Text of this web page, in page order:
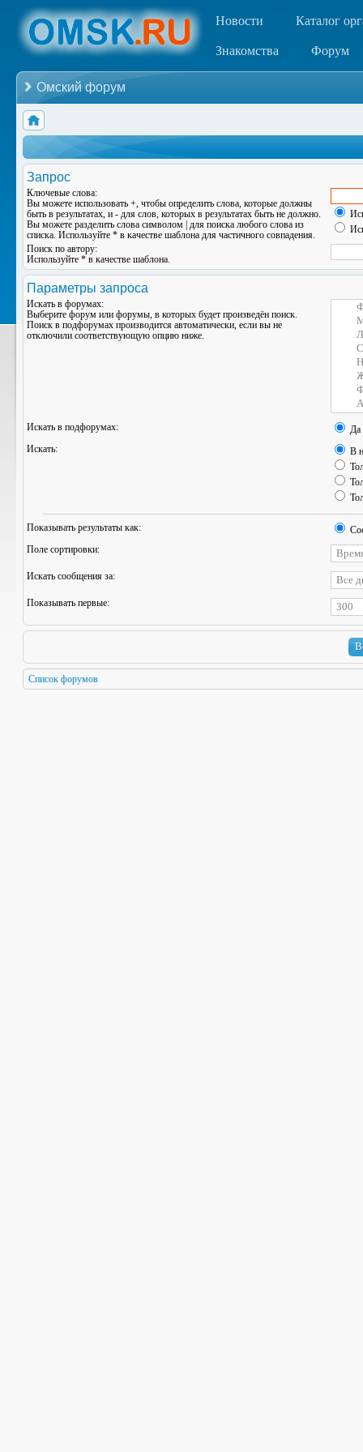
Новости Каталог
Знакомства Форум
Омский форум
Запрос
Ключевые слова:
Вы можете использовать +, чтобы определить слова, которые должны
быть в результатах, и - для слов, которых в результатах быть не должно.
Вы можете разделить слова символом для поиска любого слова из
списка. Используйте * в качестве шаблона для частичного совпадения.
Поиск по автору:
Используйте * в качестве шаблона.
Параметры запроса
Искать в форумах:
Выберите форум или форумы, в которых будет произведён поиск.
Поиск в подфорумах производится автоматически, если вы не
отключили соответствующую опцию ниже.
Искать в подфорумах:
Да
Искать:
В
Показывать результаты как:
Поле сортировки:
Искать сообщения за:
Показывать первые:
Список форумов